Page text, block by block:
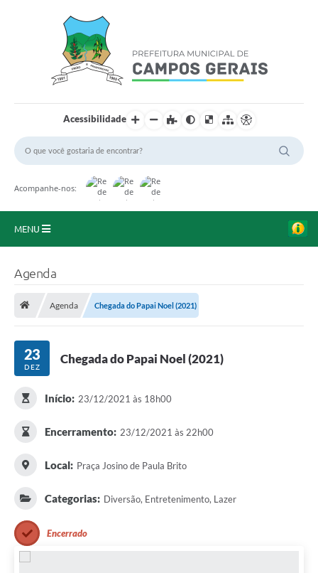
Acessibilidade
Acompanhe-nos:
MENU
Portal da Transparência
Secretarias
Mais
Agenda
Agenda Chegada do Papai Noel (2021)
23
DEZ
Chegada do Papai Noel (2021)
Início: 23/12/2021 às 18h00
Encerramento: 23/12/2021 às 22h00
Local: Praça Josino de Paula Brito
Categorias: Diversão, Entretenimento, Lazer
Encerrado